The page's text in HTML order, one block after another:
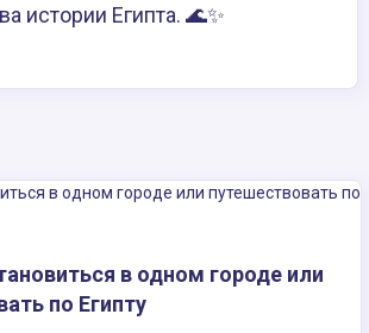
истории Египта. 🌊✨
в одном городе или
по Египту